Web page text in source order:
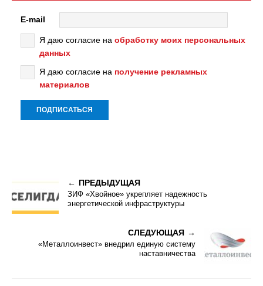
E-mail
Я даю согласие на обработку моих персональных
данных
Я даю согласие на получение рекламных
материалов
ПРЕДЫДУЩАЯ
ЗИФ «Хвойное» укрепляет надежность
энергетической инфраструктуры
СЛЕДУЮЩАЯ
«Металлоинвест» внедрил единую систему
наставничества